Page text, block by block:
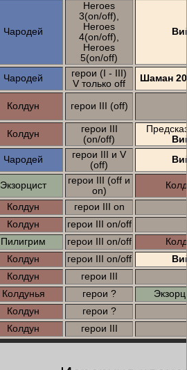
Чародей
Heroes
3(on/off),
Heroes
4(on/off),
Heroes
5(on/off)
Чародей
герои (I - III)
V только off
Шаман
Колдун герои III (off)
Колдун
герои III
(on/off)
Чародей
герои III и V
(off)
Экзорцист
герои III (off и
on)
Колдун герои III on
Колдун герои III on/off
Пилигрим герои III on/off
Колдун герои III on/off
Колдун герои III
Колдунья герои ?
Колдун герои ?
Колдун герои III